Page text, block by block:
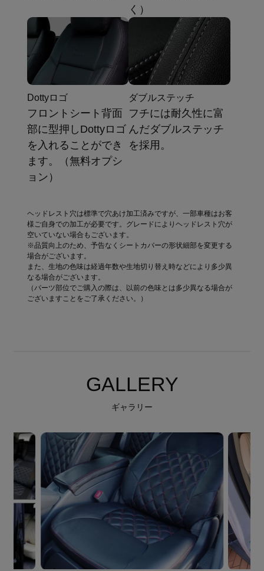
く）
Dottyロゴ
フロントシート背面
部に型押しDottyロゴ
を入れることができ
ます。（無料オプシ
ョン）
ダブルステッチ
フチには耐久性に富
んだダブルステッチ
を採用。
ヘッドレスト穴は標準で穴あけ加工済みですが、一部車種はお客
様ご自身での加工が必要です。グレードによりヘッドレスト穴が
空いていない場合もございます。
※品質向上のため、予告なくシートカバーの形状細部を変更する
場合がございます。
また、生地の色味は経過年数や生地切り替え時などにより多少異
なる場合がございます。
（パーツ部位でご購入の際は、以前の色味とは多少異なる場合が
ございますことをご了承ください。）
GALLERY
ギャラリー